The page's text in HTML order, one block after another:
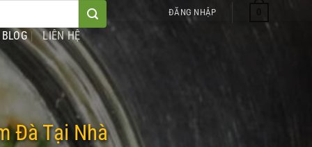
ĐĂNG NHẬP
BLOG LIÊN HỆ
Đà Tại Nhà